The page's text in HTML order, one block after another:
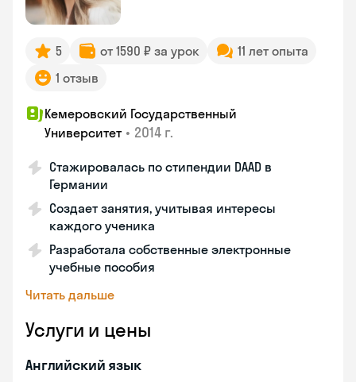
5 от 1590 ₽ за урок
11 лет опыта
1 отзыв
Кемеровский Государственный
Университет • 2014 г.
Стажировалась по стипендии DAAD в
Германии
Создает занятия, учитывая интересы
каждого ученика
Разработала собственные электронные
учебные пособия
Читать дальше
Услуги и цены
Английский язык